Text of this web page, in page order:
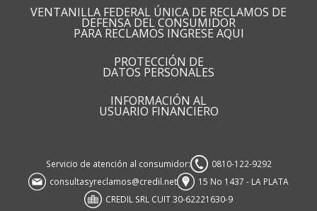
VENTANILLA FEDERAL ÚNICA DE RECLAMOS DE
DEFENSA DEL CONSUMIDOR
PARA RECLAMOS INGRESE AQUI
PROTECCIÓN DE
DATOS PERSONALES
INFORMACIÓN AL
USUARIO FINANCIERO
Servicio de atención al consumidor:
0810-122-9292
consultasyreclamos@credil.net
15 No 1437 - LA PLATA
CREDIL SRL CUIT 30-62221630-9